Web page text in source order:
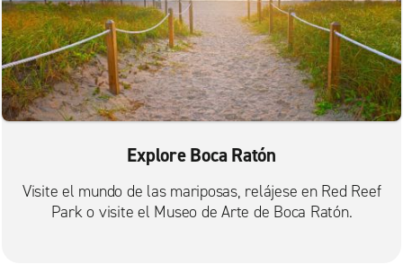
Pompano Beach, McNab con Powerline
Pompano Beach-Lighthouse Point
Explore Boca Ratón
Visite el mundo de las mariposas, relájese en Red Reef
Park o visite el Museo de Arte de Boca Ratón.